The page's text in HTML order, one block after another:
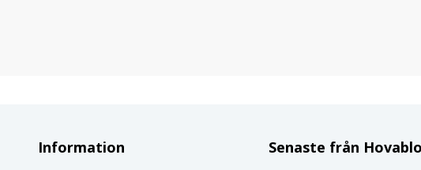
Information Senaste från